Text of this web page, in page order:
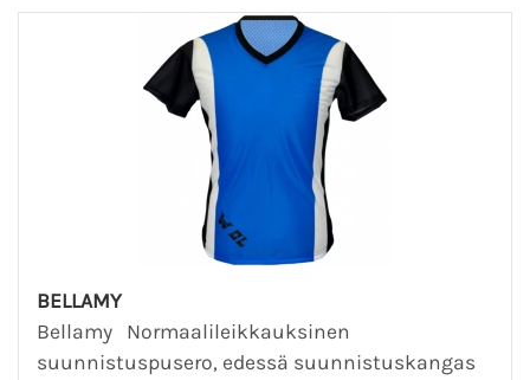
BELLAMY
Bellamy Normaalileikkauksinen
suunnistuspusero, edessä suunnistuskangas